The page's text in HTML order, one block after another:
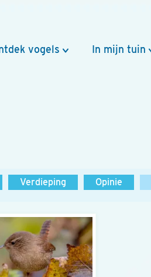
vogels In mijn tuin
Verdieping Opinie